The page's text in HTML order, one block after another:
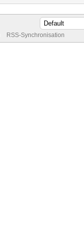
RSS-Synchronisation